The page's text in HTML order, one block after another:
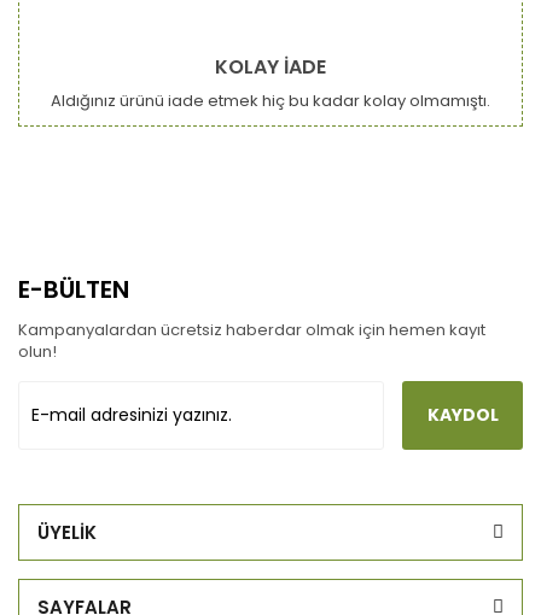
KOLAY İADE
Aldığınız ürünü iade etmek hiç bu kadar kolay olmamıştı.
E-BÜLTEN
Kampanyalardan ücretsiz haberdar olmak için hemen kayıt
olun!
KAYDOL
ÜYELİK
SAYFALAR